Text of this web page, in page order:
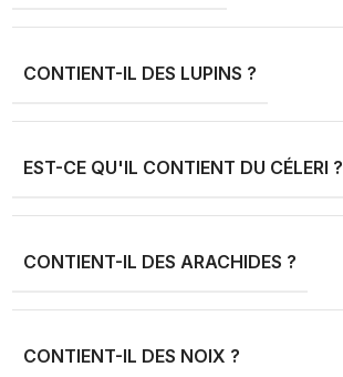
CONTIENT-IL DES LUPINS ?
EST-CE QU'IL CONTIENT DU CÉLERI ?
CONTIENT-IL DES ARACHIDES ?
CONTIENT-IL DES NOIX ?